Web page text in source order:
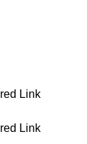
Link
Link